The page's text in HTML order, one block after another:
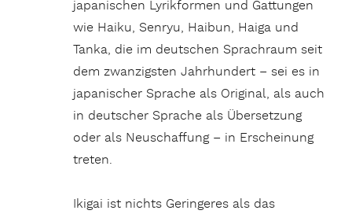
japanischen Lyrikformen und Gattungen
wie Haiku, Senryu, Haibun, Haiga und
Tanka, die im deutschen Sprachraum seit
dem zwanzigsten Jahrhundert – sei es in
japanischer Sprache als Original, als auch
in deutscher Sprache als Übersetzung
oder als Neuschaffung – in Erscheinung
treten.
Ikigai ist nichts Geringeres als das